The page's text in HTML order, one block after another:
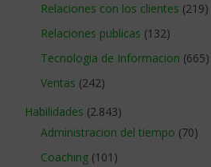
Relaciones con los clientes (219)
Relaciones publicas (132)
Tecnologia de Informacion (665)
Ventas (242)
Habilidades (2.843)
Administracion del tiempo (70)
Coaching (101)